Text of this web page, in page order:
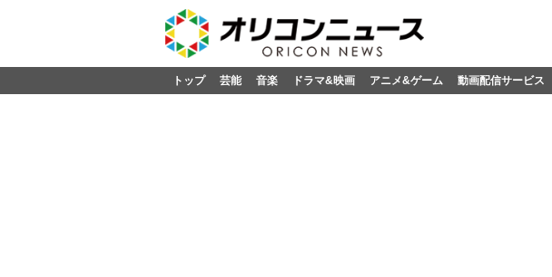
トップ 芸能 音楽 ドラマ&映画 アニメ&ゲーム 動画配信サービス